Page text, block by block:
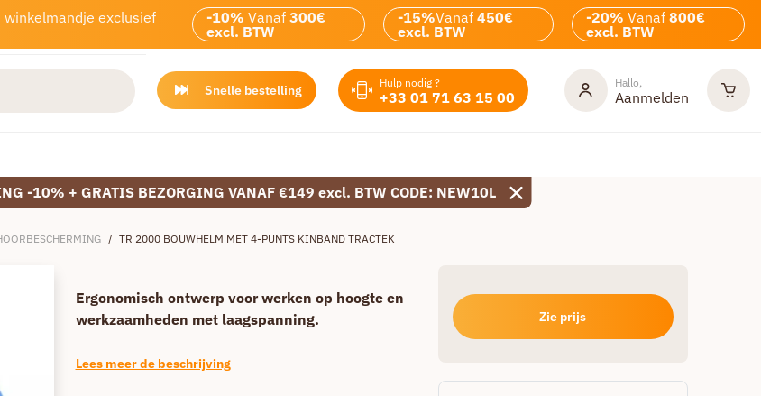
exclusief
-10% Vanaf 300€
excl. BTW
-15%Vanaf 450€
excl. BTW
-20% Vanaf 800€
excl. BTW
Snelle bestelling Hulp nodig ?
+33 01 71 63 15 00
Hallo,
Aanmelden
-10% + GRATIS BEZORGING VANAF €149 excl. BTW CODE: NEW10L
/ TR 2000 BOUWHELM MET 4-PUNTS KINBAND TRACTEK
Ergonomisch ontwerp voor werken op hoogte en
werkzaamheden met laagspanning.
Lees meer de beschrijving
Zie prijs